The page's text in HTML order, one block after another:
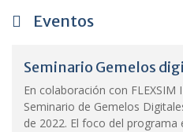
Eventos
Seminario Gemelos
En colaboración con FLEXSIM
Seminario de Gemelos
de 2022. El foco del programa